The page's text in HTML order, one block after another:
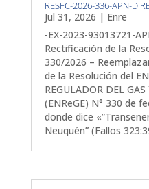
RESFC-2026-336-APN-
Jul 31, 2026 | Enre
-EX-2023-93013721-
Rectificación de la
330/2026 –
de la Resolución del
REGULADOR DEL
(ENReGE) N° 330 de
donde dice
Neuquén” (Fallos